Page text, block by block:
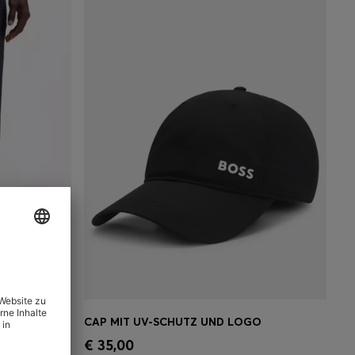
Schnelleinkauf
Größe)
CAP MIT UV-SCHUTZ UND LOGO
€ 35,00